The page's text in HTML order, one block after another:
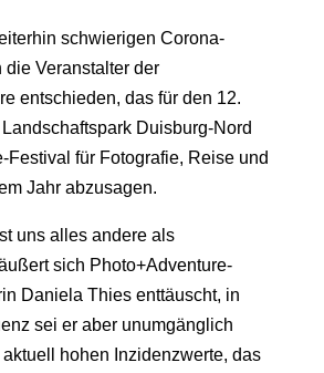
schwierigen Corona-
die Veranstalter der
entschieden, das für den 12.
Duisburg-Nord
Festival für Fotografie, Reise und
Jahr abzusagen.
uns alles andere als
sich Photo+Adventure-
Daniela Thies enttäuscht, in
sei er aber unumgänglich
hohen Inzidenzwerte, das